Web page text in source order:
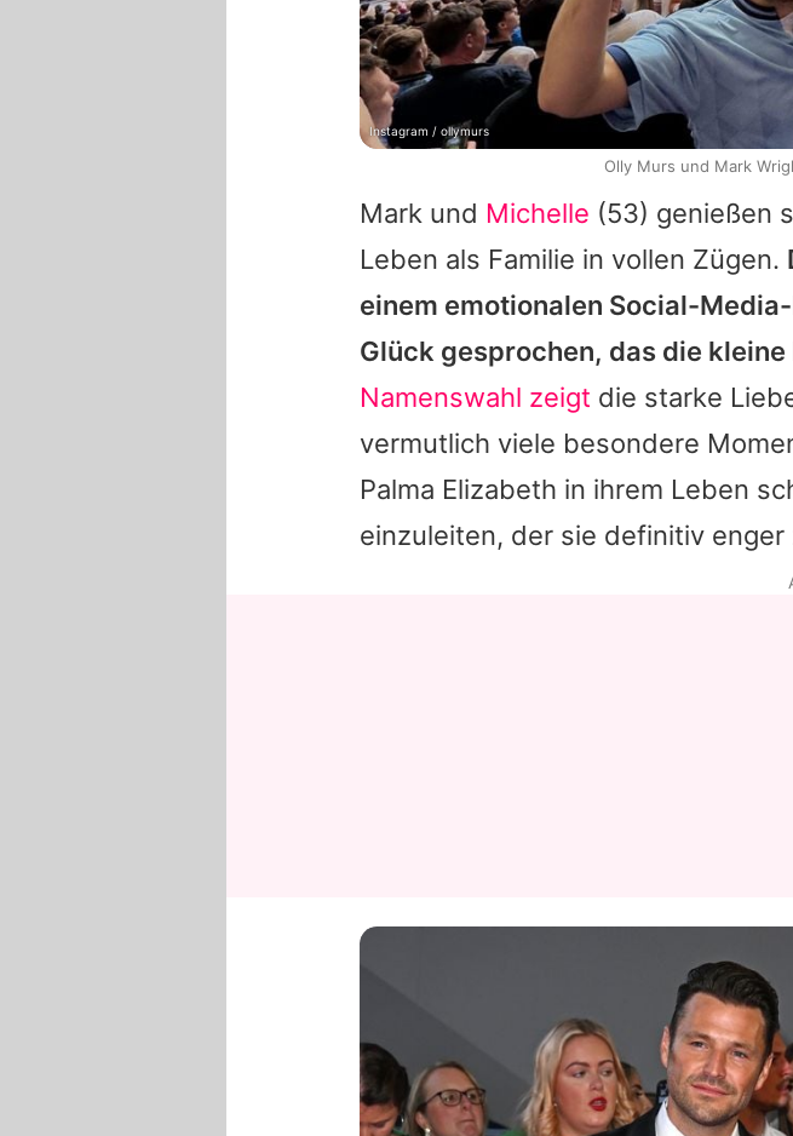
Mark und Michelle (53) genießen
Leben als Familie in vollen Zügen.
einem emotionalen Social-
Glück gesprochen, das die
Namenswahl zeigt die starke
vermutlich viele besondere
Palma Elizabeth in ihrem Leben
einzuleiten, der sie definitiv
Instagram / ollymurs
Olly Murs und Mark